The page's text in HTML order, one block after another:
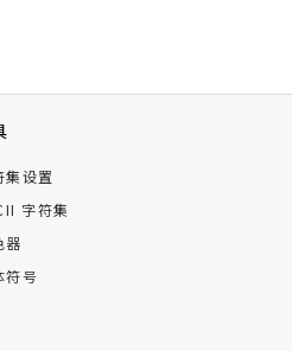
设置
字符集
器
符号